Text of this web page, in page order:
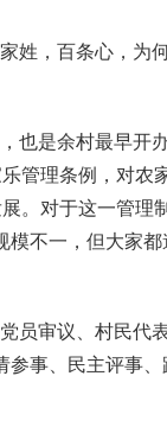
姓，百条心，为
也是余村最早开
管理条例，对农
。对于这一管理
模不一，但大家都
员审议、村民代
参事、民主评事、